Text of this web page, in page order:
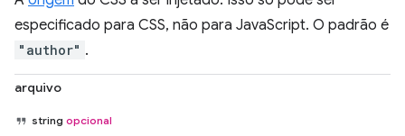
especificado para CSS, não para JavaScript. O padrão é
"author" .
arquivo
string opcional